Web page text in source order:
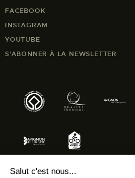
Salut c'est nous...
FACEBOOK
INSTAGRAM
YOUTUBE
S'ABONNER À LA NEWSLETTER